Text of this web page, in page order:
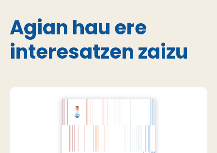
Agian hau ere
interesatzen zaizu